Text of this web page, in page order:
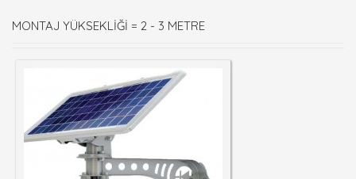
MONTAJ YÜKSEKLİĞİ = 2 - 3 METRE